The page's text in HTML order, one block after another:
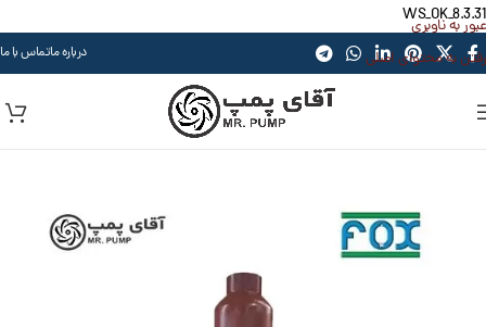
WS_OK_8.3.31
عبور به ناوبری
رفتن به محتوای اصلی
درباره ماتماس با ما